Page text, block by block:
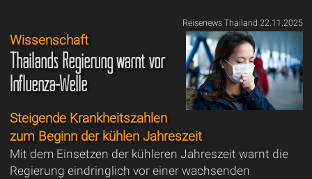
Reisenews Thailand 22.11.2025
Wissenschaft
Thailands Regierung warnt vor
Influenza-Welle
Steigende Krankheitszahlen
zum Beginn der kühlen Jahreszeit
Mit dem Einsetzen der kühleren Jahreszeit warnt die
Regierung eindringlich vor einer wachsenden